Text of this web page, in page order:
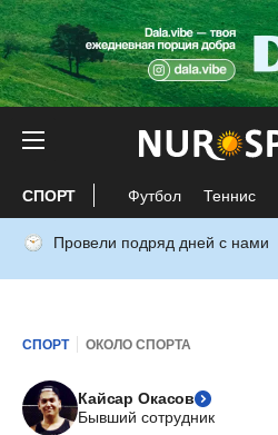
СПОРТ Футбол Теннис
Провели подряд дней с нами
СПОРТ ОКОЛО СПОРТА
Кайсар Окасов
Бывший сотрудник